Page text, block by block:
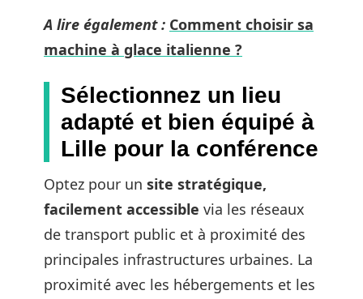
A lire également : Comment choisir sa
machine à glace italienne ?
Sélectionnez un lieu
adapté et bien équipé à
Lille pour la conférence
Optez pour un site stratégique,
facilement accessible via les réseaux
de transport public et à proximité des
principales infrastructures urbaines. La
proximité avec les hébergements et les